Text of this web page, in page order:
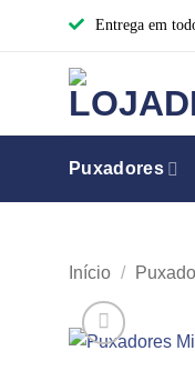
Entrega em
Puxadores
Início /